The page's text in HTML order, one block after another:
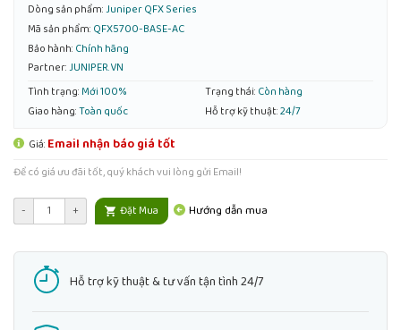
Dòng sản phẩm:Juniper QFX Series
Mã sản phẩm: QFX5700-BASE-AC
Bảo hành: Chính hãng
Partner:JUNIPER.VN
Tình trạng: Mới 100% Trạng thái: Còn hàng
Giao hàng:Toàn quốc Hỗ trợ kỹ thuật:24/7
Giá: Email nhận báo giá tốt
Để có giá ưu đãi tốt, quý khách vui lòng gửi Email!
- + Đặt Mua Hướng dẫn mua
Hỗ trợ kỹ thuật & tư vấn tận tình 24/7